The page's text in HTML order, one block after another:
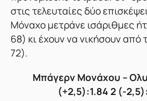
στις τελευταίες δύο
Μόναχο μετράνε ισάριθμες
68) κι έχουν να νικήσουν από
72).
Μπάγερν Μονάχου –
(+2,5):1.84 2 (-